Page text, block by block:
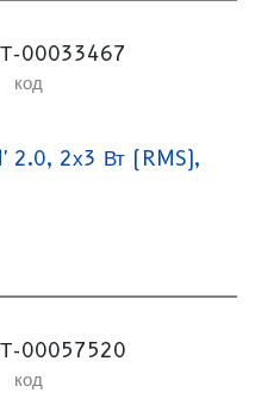
00033467
код
2.0, 2х3 Вт (RMS),
00057520
код